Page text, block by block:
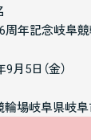
周年記念岐阜
月5日（金）
輪場岐阜県岐